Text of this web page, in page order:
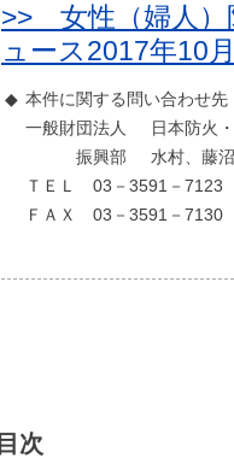
>> 女性（婦人）
ュース2017年10
◆ 本件に関する問い合わせ先
一般財団法人
日本防火
振興部
水村、藤沼
ＴＥＬ 03－3591－7123
ＦＡＸ 03－3591－7130
目次